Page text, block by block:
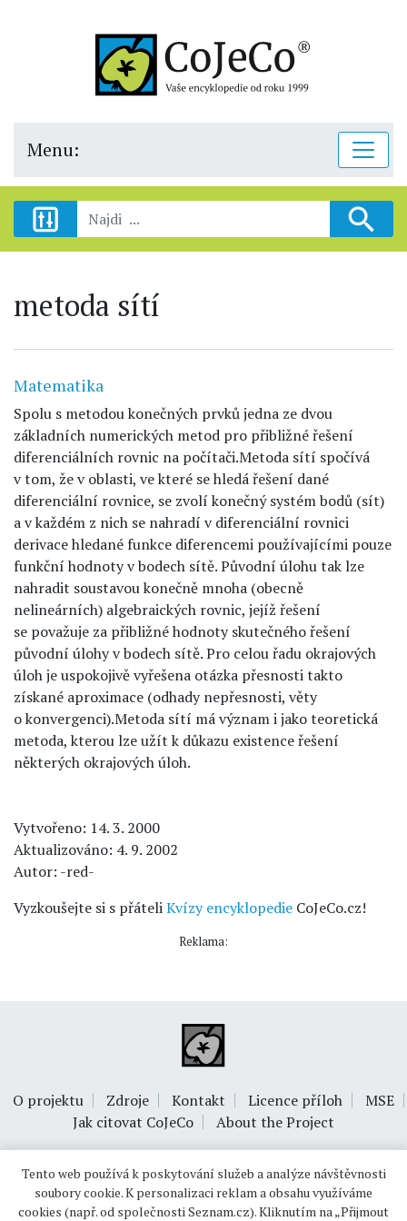
Menu:
metoda sítí
Matematika
Spolu s metodou konečných prvků jedna ze dvou
základních numerických metod pro přibližné řešení
diferenciálních rovnic na počítači.Metoda sítí spočívá
v tom, že v oblasti, ve které se hledá řešení dané
diferenciální rovnice, se zvolí konečný systém bodů (sít)
a v každém z nich se nahradí v diferenciální rovnici
derivace hledané funkce diferencemi používajícími pouze
funkční hodnoty v bodech sítě. Původní úlohu tak lze
nahradit soustavou konečně mnoha (obecně
nelineárních) algebraických rovnic, jejíž řešení
se považuje za přibližné hodnoty skutečného řešení
původní úlohy v bodech sítě. Pro celou řadu okrajových
úloh je uspokojivě vyřešena otázka přesnosti takto
získané aproximace (odhady nepřesnosti, věty
o konvergenci).Metoda sítí má význam i jako teoretická
metoda, kterou lze užít k důkazu existence řešení
některých okrajových úloh.
Vytvořeno: 14. 3. 2000
Aktualizováno: 4. 9. 2002
Autor: -red-
Vyzkoušejte si s přáteliKvízy encyklopedie CoJeCo.cz!
Reklama:
O projektu Zdroje Kontakt Licence příloh
MSE
Jak citovat CoJeCo
About the Project
Tento web používá k poskytování služeb a analýze návštěvnosti
soubory cookie. K personalizaci reklam a obsahu využíváme
cookies (např. od společnosti Seznam.cz). Kliknutím na „Přijmout